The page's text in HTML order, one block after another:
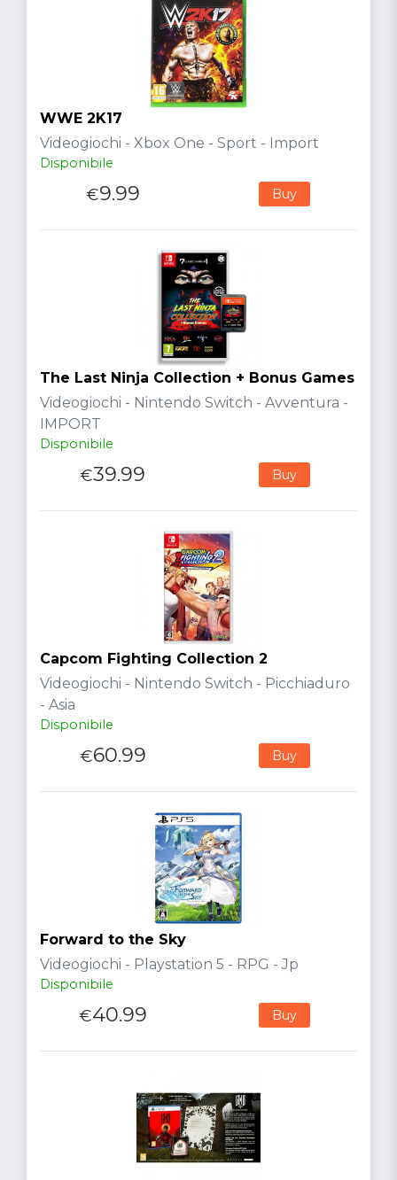
WWE 2K17
Videogiochi - Xbox One - Sport - Import
Disponibile
€9.99 Buy
The Last Ninja Collection + Bonus Games
Videogiochi - Nintendo Switch - Avventura -
IMPORT
Disponibile
€39.99 Buy
Capcom Fighting Collection 2
Videogiochi - Nintendo Switch - Picchiaduro
- Asia
Disponibile
€60.99 Buy
Forward to the Sky
Videogiochi - Playstation 5 - RPG - Jp
Disponibile
€40.99 Buy